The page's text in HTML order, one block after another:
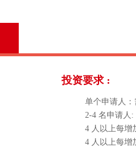
投资要求 :
单个申请人：
2-4 名申请人:
4 人以上每增
4 人以上每增